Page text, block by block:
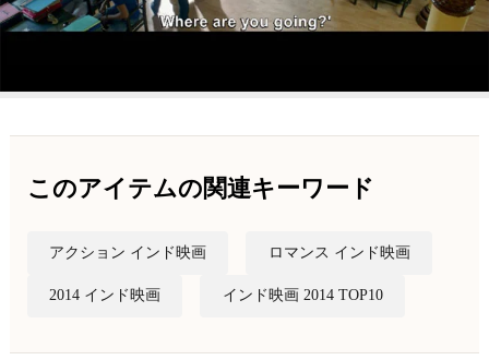
このアイテムの関連キーワード
アクション インド映画 ロマンス インド映画
2014 インド映画 インド映画 2014 TOP10